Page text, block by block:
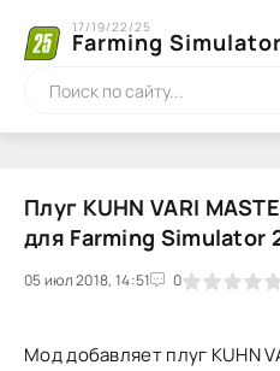
Farming Simulator
17/19/22/25
Плуг KUHN VARI
для Farming Simulator
05 июл 2018, 14:51 0
1 2 3 4 5
Мод добавляет плуг KUHN